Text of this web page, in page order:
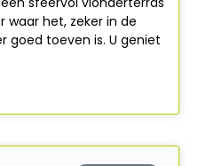
waar het, zeker in de
goed toeven is. U geniet